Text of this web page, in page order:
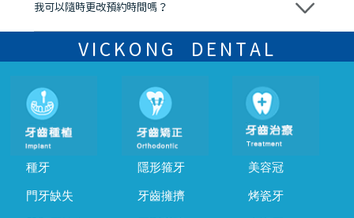
我可以隨時更改預約時間嗎？
可以，請盡早通過wechat或whatsapp聯絡我們，告知我們你原本預約
的時間及資料，並且重新預約的日期及時段
VICKONG DENTAL
種牙
門牙缺失
隱形箍牙
牙齒擁擠
美容冠
烤瓷牙